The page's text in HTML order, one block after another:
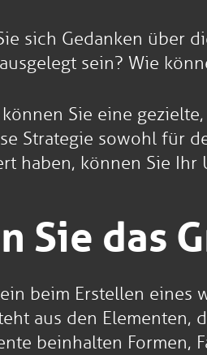
sich Gedanken über
sein? Wie
Sie eine
Strategie sowohl für
haben, können Sie
Sie das
beim Erstellen eines
aus den
beinhalten Formen,